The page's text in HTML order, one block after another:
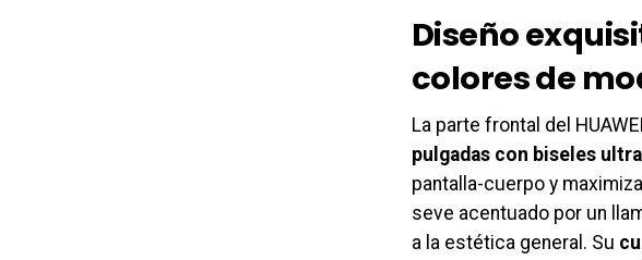
Diseño
colores de
La parte frontal del
pulgadas con biseles
pantalla-cuerpo y
seve acentuado por un
a la estética general. Su